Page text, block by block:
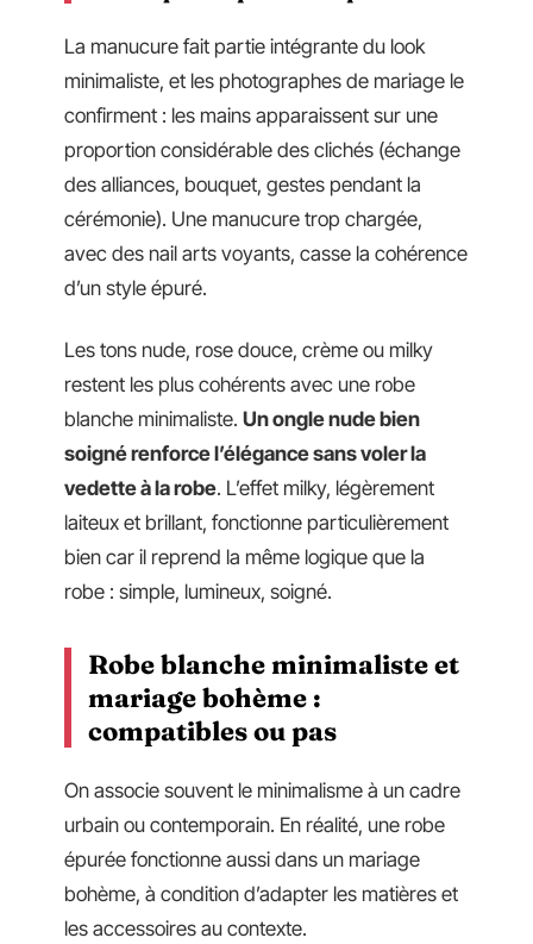
La manucure fait partie intégrante du look
minimaliste, et les photographes de mariage le
confirment : les mains apparaissent sur une
proportion considérable des clichés (échange
des alliances, bouquet, gestes pendant la
cérémonie). Une manucure trop chargée,
avec des nail arts voyants, casse la cohérence
d’un style épuré.
Les tons nude, rose douce, crème ou milky
restent les plus cohérents avec une robe
blanche minimaliste. Un ongle nude bien
soigné renforce l’élégance sans voler la
vedette à la robe. L’effet milky, légèrement
laiteux et brillant, fonctionne particulièrement
bien car il reprend la même logique que la
robe : simple, lumineux, soigné.
Robe blanche minimaliste et
mariage bohème :
compatibles ou pas
On associe souvent le minimalisme à un cadre
urbain ou contemporain. En réalité, une robe
épurée fonctionne aussi dans un mariage
bohème, à condition d’adapter les matières et
les accessoires au contexte.